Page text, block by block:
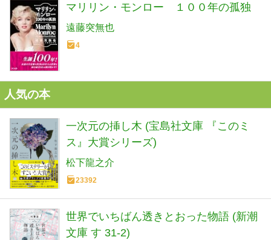
マリリン・モンロー １００年の孤独
遠藤突無也
4
人気の本
一次元の挿し木 (宝島社文庫 『このミ
ス』大賞シリーズ)
松下龍之介
23392
世界でいちばん透きとおった物語 (新潮
文庫 す 31-2)